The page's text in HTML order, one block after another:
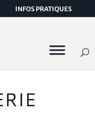
INFOS PRATIQUES